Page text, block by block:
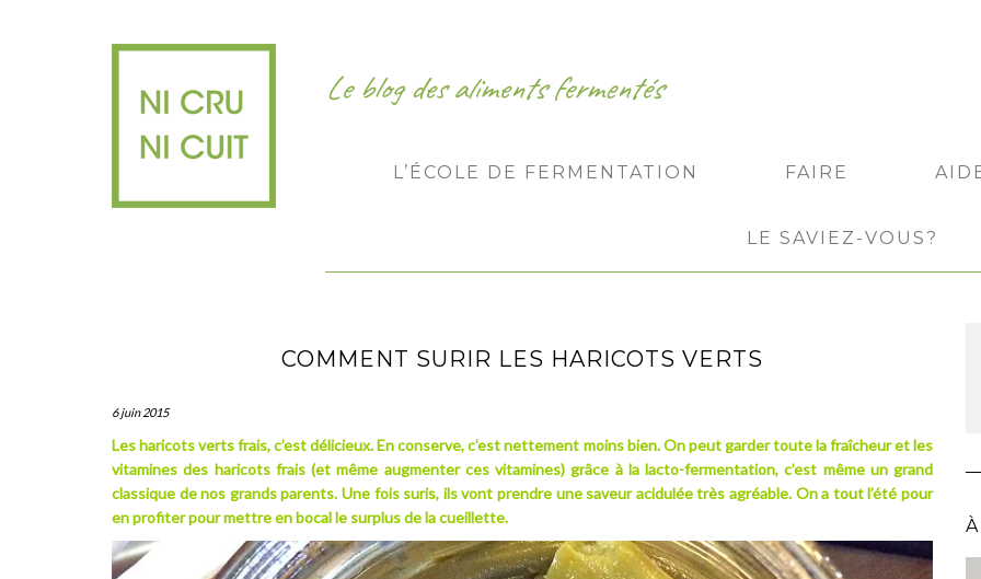
Le blog des aliments fermentés
L’ÉCOLE DE FERMENTATION FAIRE
LE SAVIEZ-VOUS?
COMMENT SURIR LES HARICOTS VERTS
6 juin 2015
Les haricots verts frais, c’est délicieux. En conserve, c’est nettement moins bien. On peut garder toute la fraîcheur et les
vitamines des haricots frais (et même augmenter ces vitamines) grâce à la lacto-fermentation, c’est même un grand
classique de nos grands parents. Une fois suris, ils vont prendre une saveur acidulée très agréable. On a tout l’été pour
en profiter pour mettre en bocal le surplus de la cueillette.